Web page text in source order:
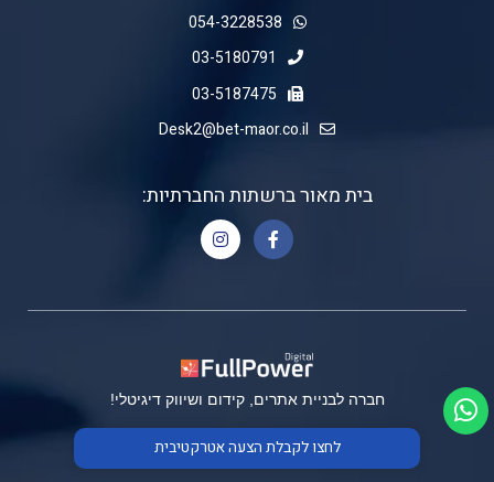
לחצו לקבלת הצעה אטרקטיבית
054-3228538
03-5180791
03-5187475
Desk2@bet-maor.co.il
בית מאור ברשתות החברתיות:
חברה לבניית אתרים, קידום ושיווק דיגיטלי!